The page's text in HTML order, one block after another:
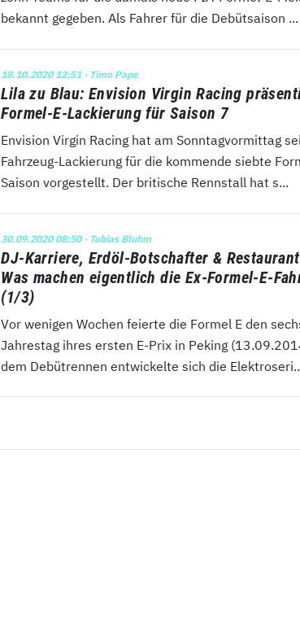
bekannt gegeben. Als Fahrer für die Debütsaison ...
18.10.2020 12:51 · Timo Pape
Lila zu Blau: Envision Virgin Racing
Formel-E-Lackierung für Saison 7
Envision Virgin Racing hat am Sonntagvormittag
Fahrzeug-Lackierung für die kommende siebte
Saison vorgestellt. Der britische Rennstall hat s...
30.09.2020 08:50· Tobias Bluhm
DJ-Karriere, Erdöl-Botschafter &
Was machen eigentlich die Ex-Formel-E-
(1/3)
Vor wenigen Wochen feierte die Formel E den
Jahrestag ihres ersten E-Prix in Peking
dem Debütrennen entwickelte sich die